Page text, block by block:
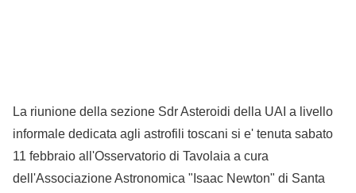
La riunione della sezione Sdr Asteroidi della UAI a livello
informale dedicata agli astrofili toscani si e' tenuta sabato
11 febbraio all'Osservatorio di Tavolaia a cura
dell'Associazione Astronomica "Isaac Newton" di Santa